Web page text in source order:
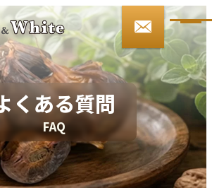
3146-4509
～17:00 土日・祝祭日を除く
ご注文・お問い合わせ
とは
くある質問
FAQ